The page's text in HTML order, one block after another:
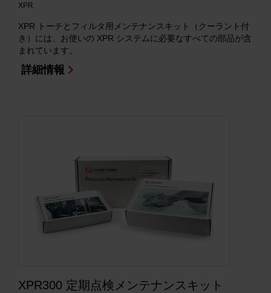
XPR
XPR トーチとフィルタ用メンテナンスキット（クーラント付
き）には、お使いの XPR システムに必要なすべての部品が含
まれています。
詳細情報
XPR300 定期点検メンテナンスキット